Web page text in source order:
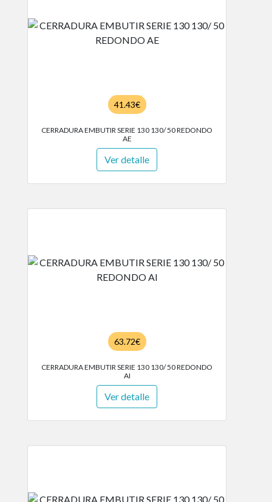
41.43€
CERRADURA EMBUTIR SERIE 130 130/ 50 REDONDO
AE
Ver detalle
63.72€
CERRADURA EMBUTIR SERIE 130 130/ 50 REDONDO
AI
Ver detalle